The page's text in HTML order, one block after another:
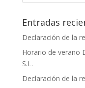
Entradas
Declaración de la
Horario de verano
S.L.
Declaración de la